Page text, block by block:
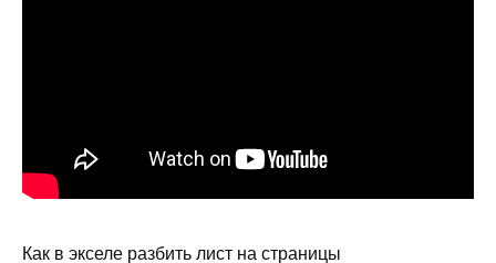
Как в экселе разбить лист на страницы